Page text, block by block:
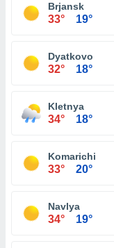
Brjansk
33° 19°
Dyatkovo
32° 18°
Kletnya
34° 18°
Komarichi
33° 20°
Navlya
34° 19°